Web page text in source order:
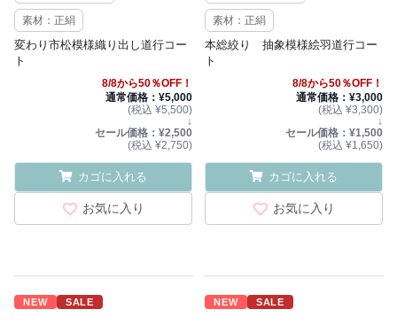
素材：正絹
変わり市松模様織り出し道行コー
ト
8/8から50％OFF！
通常価格：¥5,000
(税込 ¥5,500)
↓
セール価格：¥2,500
(税込 ¥2,750)
カゴに入れる
お気に入り
素材：正絹
本総絞り 抽象模様絵羽道行コー
ト
8/8から50％OFF！
通常価格：¥3,000
(税込 ¥3,300)
↓
セール価格：¥1,500
(税込 ¥1,650)
カゴに入れる
お気に入り
NEW SALE NEW SALE